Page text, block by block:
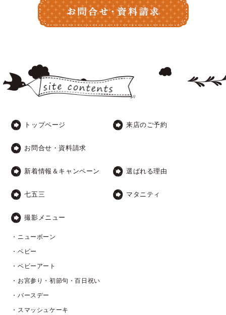
トップページ 来店のご予約
お問合せ・資料請求
新着情報＆キャンペーン 選ばれる理由
七五三 マタニティ
撮影メニュー
・ニューボーン
・ベビー
・ベビーアート
・お宮参り・初節句・百日祝い
・バースデー
・スマッシュケーキ